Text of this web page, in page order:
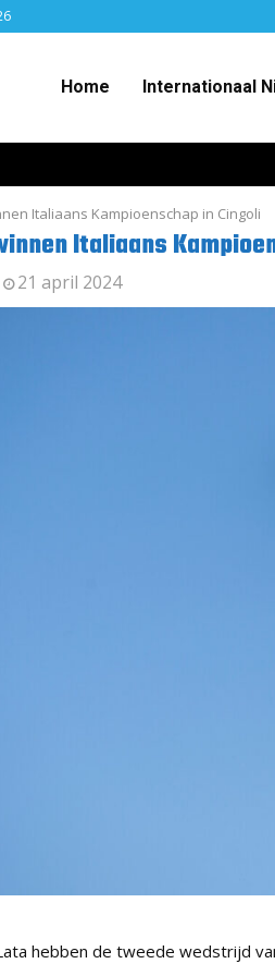
Home Internationaal
Italiaans Kampioenschap in Cingoli
Italiaans
21 april 2024
hebben de tweede wedstrijd